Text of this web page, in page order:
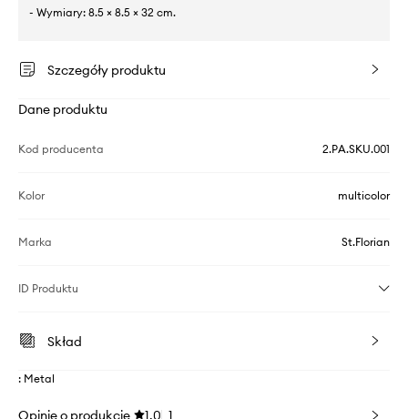
- Wymiary: 8.5 × 8.5 × 32 cm.
Szczegóły produktu
Dane produktu
Kod producenta 2.PA.SKU.001
Kolor multicolor
Marka St.Florian
ID Produktu
Skład
: Metal
Opinie o produkcie 1.0 1